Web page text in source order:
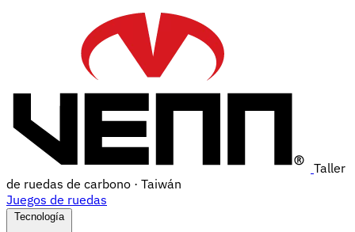
Taller
de ruedas de carbono · Taiwán
Juegos de ruedas
Tecnología